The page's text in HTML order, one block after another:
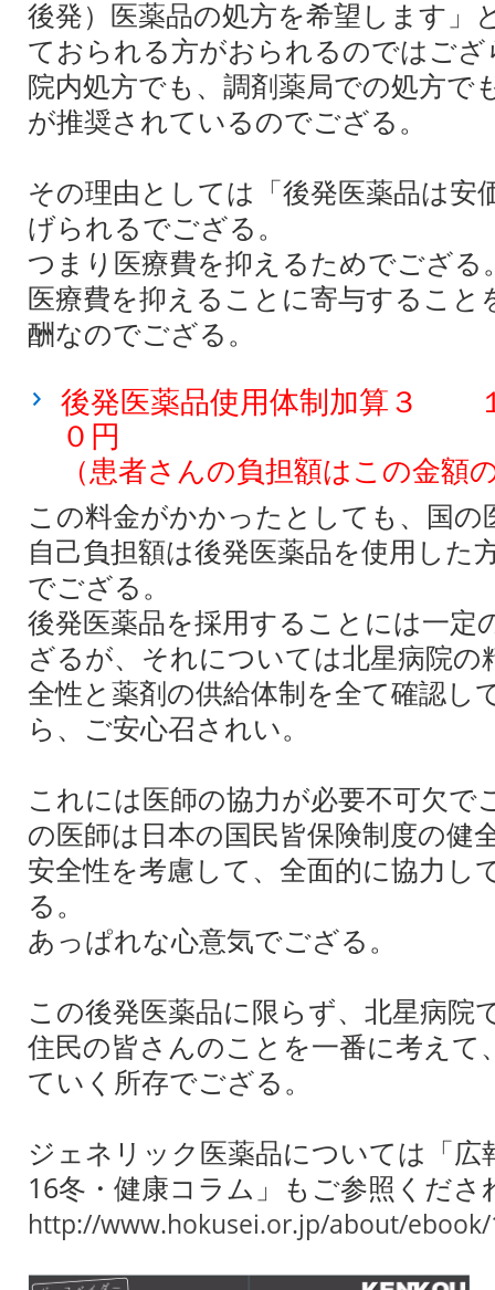
後発）医薬品の処方を希望します」
ておられる方がおられるのではござ
院内処方でも、調剤薬局での処方で
が推奨されているのでござる。
その理由としては「後発医薬品は安
げられるでござる。
つまり医療費を抑えるためでござる
医療費を抑えることに寄与すること
酬なのでござる。
後発医薬品使用体制加算３
０円
（患者さんの負担額はこの金額
この料金がかかったとしても、国の
自己負担額は後発医薬品を使用した
でござる。
後発医薬品を採用することには一定
ざるが、それについては北星病院の
全性と薬剤の供給体制を全て確認し
ら、ご安心召されい。
これには医師の協力が必要不可欠で
の医師は日本の国民皆保険制度の健
安全性を考慮して、全面的に協力し
る。
あっぱれな心意気でござる。
この後発医薬品に限らず、北星病院
住民の皆さんのことを一番に考えて
ていく所存でござる。
ジェネリック医薬品については「
16冬・健康コラム」もご参照くださ
http://www.hokusei.or.jp/about/